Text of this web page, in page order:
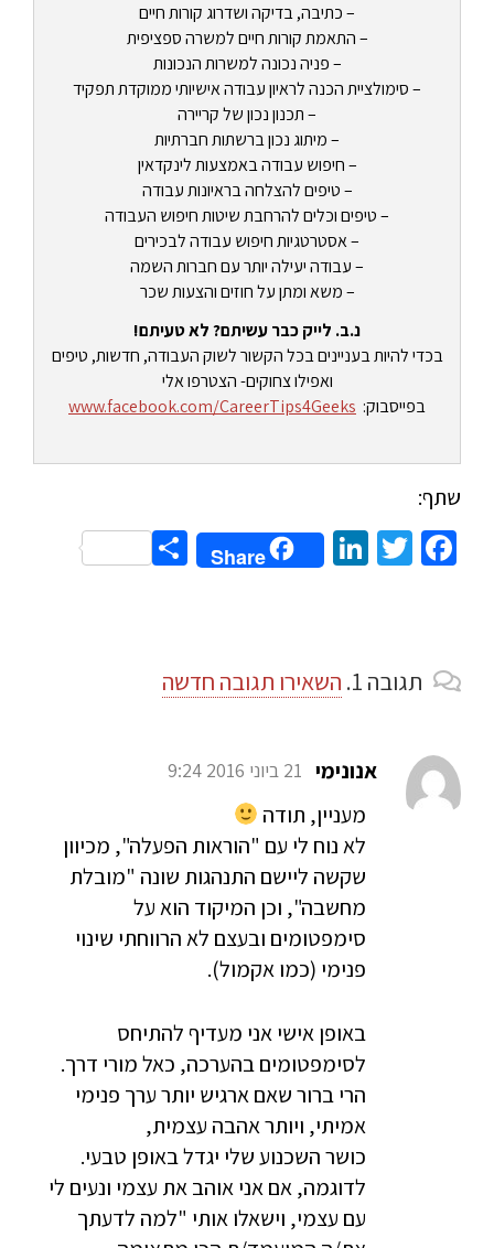
– כתיבה, בדיקה ושדרוג קורות חיים
– התאמת קורות חיים למשרה ספציפית
– פניה נכונה למשרות הנכונות
– סימולציית הכנה לראיון עבודה אישיותי ממוקדת תפקיד
– תכנון נכון של קריירה
– מיתוג נכון ברשתות חברתיות
– חיפוש עבודה באמצעות לינקדאין
– טיפים להצלחה בראיונות עבודה
– טיפים וכלים להרחבת שיטות חיפוש העבודה
– אסטרטגיות חיפוש עבודה לבכירים
– עבודה יעילה יותר עם חברות השמה
– משא ומתן על חוזים והצעות שכר
נ.ב. לייק כבר עשיתם? לא טעיתם!
בכדי להיות בעניינים בכל הקשור לשוק העבודה, חדשות, טיפים
ואפילו צחוקים- הצטרפו אלי
בפייסבוק: www.facebook.com/CareerTips4Geeks
שתף:
Facebook
Twitter
LinkedIn
Share
Share
תגובה השאירו תגובה חדשה
אנונימי 21 ביוני 2016 9:24
מעניין, תודה
לא נוח לי עם "הוראות הפעלה", מכיוון
שקשה ליישם התנהגות שונה "מובלת
מחשבה", וכן המיקוד הוא על
סימפטומים ובעצם לא הרווחתי שינוי
פנימי (כמו אקמול).
באופן אישי אני מעדיף להתיחס
לסימפטומים בהערכה, כאל מורי דרך.
הרי ברור שאם ארגיש יותר ערך פנימי
אמיתי, ויותר אהבה עצמית,
כושר השכנוע שלי יגדל באופן טבעי.
לדוגמה, אם אני אוהב את עצמי ונעים לי
עם עצמי, וישאלו אותי "למה לדעתך